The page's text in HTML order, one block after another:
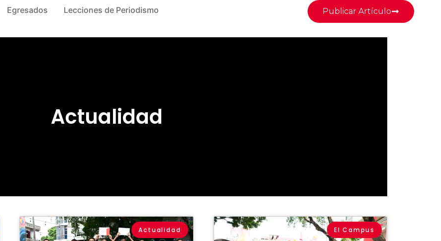
Egresados Lecciones de Periodismo Publicar Artículo
Actualidad
Actualidad El Campus